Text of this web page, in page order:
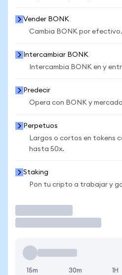
Vender BONK
Cambia BONK por efectivo.
Intercambiar BONK
Intercambia BONK en y
Predecir
Opera con BONK y
Perpetuos
Largos o cortos en tokens
hasta 50x.
Staking
Pon tu cripto a trabajar y
15m 30m 1H